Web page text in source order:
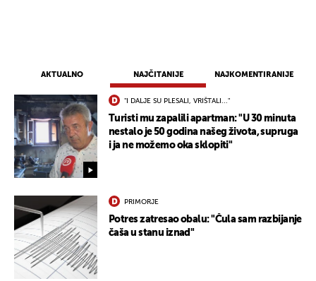
AKTUALNO NAJČITANIJE NAJKOMENTIRANIJE
"I DALJE SU PLESALI, VRIŠTALI..."
Turisti mu zapalili apartman: "U 30 minuta
nestalo je 50 godina našeg života, supruga
i ja ne možemo oka sklopiti"
PRIMORJE
Potres zatresao obalu: "Čula sam razbijanje
čaša u stanu iznad"